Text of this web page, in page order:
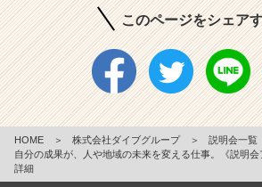
このページをシェア
HOME ＞ 株式会社ダイブグループ ＞ 説明会一覧
自分の成果が、人や地域の未来を変える仕事。《説明会
詳細